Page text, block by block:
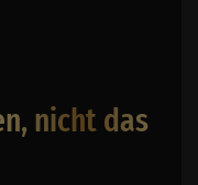
nicht das